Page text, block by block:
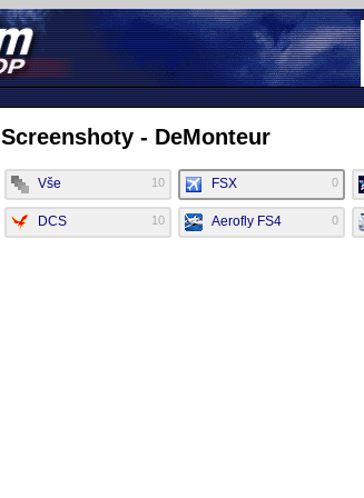
Screenshoty - DeMonteur
Vše 10 FSX 0
DCS 10 Aerofly FS4 0